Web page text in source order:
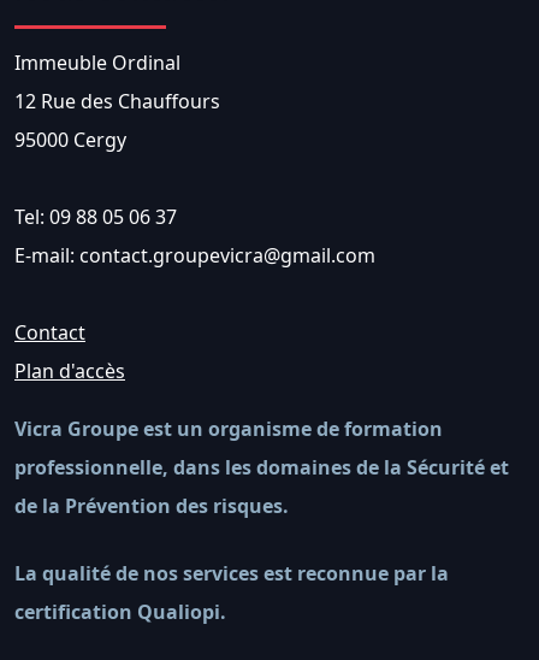
Immeuble Ordinal
12 Rue des Chauffours
95000 Cergy
Tel: 09 88 05 06 37
E-mail: contact.groupevicra@gmail.com
Contact
Plan d'accès
Vicra Groupe est un organisme de formation
professionnelle, dans les domaines de la Sécurité et
de la Prévention des risques.
La qualité de nos services est reconnue par la
certification Qualiopi.